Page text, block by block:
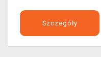
Szczegóły